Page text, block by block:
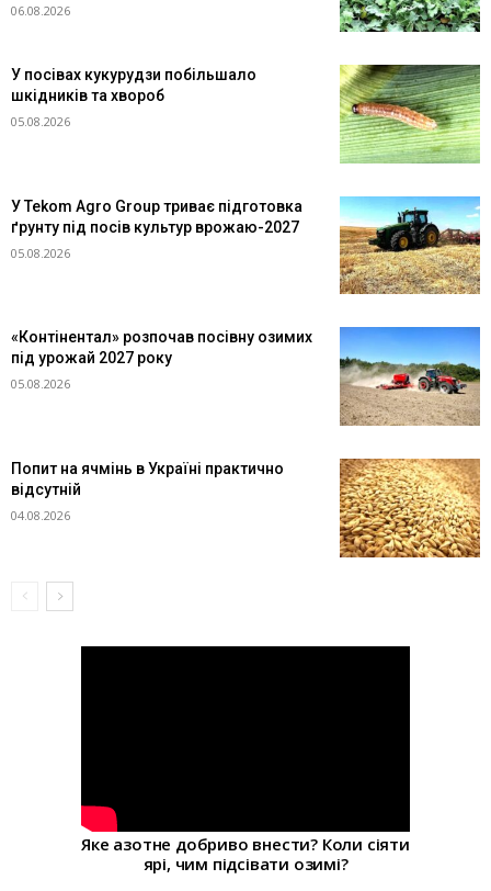
06.08.2026
У посівах кукурудзи побільшало
шкідників та хвороб
05.08.2026
У Tekom Agro Group триває підготовка
ґрунту під посів культур врожаю-2027
05.08.2026
«Контінентал» розпочав посівну озимих
під урожай 2027 року
05.08.2026
Попит на ячмінь в Україні практично
відсутній
04.08.2026
Яке азотне добриво внести? Коли сіяти
ярі, чим підсівати озимі?